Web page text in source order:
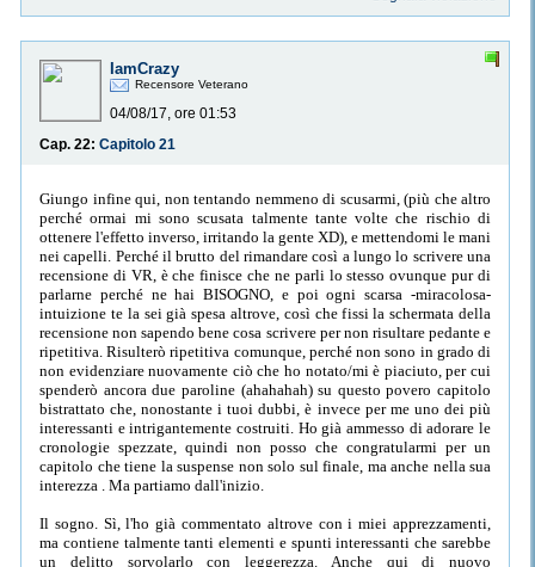
IamCrazy
Recensore Veterano
04/08/17, ore 01:53
Cap. 22: Capitolo 21
Giungo infine qui, non tentando nemmeno di scusarmi, (più che altro
perché ormai mi sono scusata talmente tante volte che rischio di
ottenere l'effetto inverso, irritando la gente XD), e mettendomi le mani
nei capelli. Perché il brutto del rimandare così a lungo lo scrivere una
recensione di VR, è che finisce che ne parli lo stesso ovunque pur di
parlarne perché ne hai BISOGNO, e poi ogni scarsa -miracolosa-
intuizione te la sei già spesa altrove, così che fissi la schermata della
recensione non sapendo bene cosa scrivere per non risultare pedante e
ripetitiva. Risulterò ripetitiva comunque, perché non sono in grado di
non evidenziare nuovamente ciò che ho notato/mi è piaciuto, per cui
spenderò ancora due paroline (ahahahah) su questo povero capitolo
bistrattato che, nonostante i tuoi dubbi, è invece per me uno dei più
interessanti e intrigantemente costruiti. Ho già ammesso di adorare le
cronologie spezzate, quindi non posso che congratularmi per un
capitolo che tiene la suspense non solo sul finale, ma anche nella sua
interezza . Ma partiamo dall'inizio.
Il sogno. Sì, l'ho già commentato altrove con i miei apprezzamenti,
ma contiene talmente tanti elementi e spunti interessanti che sarebbe
un delitto sorvolarlo con leggerezza. Anche qui di nuovo